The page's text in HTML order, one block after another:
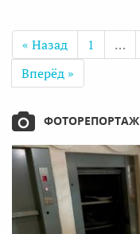
« Назад 1 …
Вперёд »
ФОТОРЕПОРТАЖ